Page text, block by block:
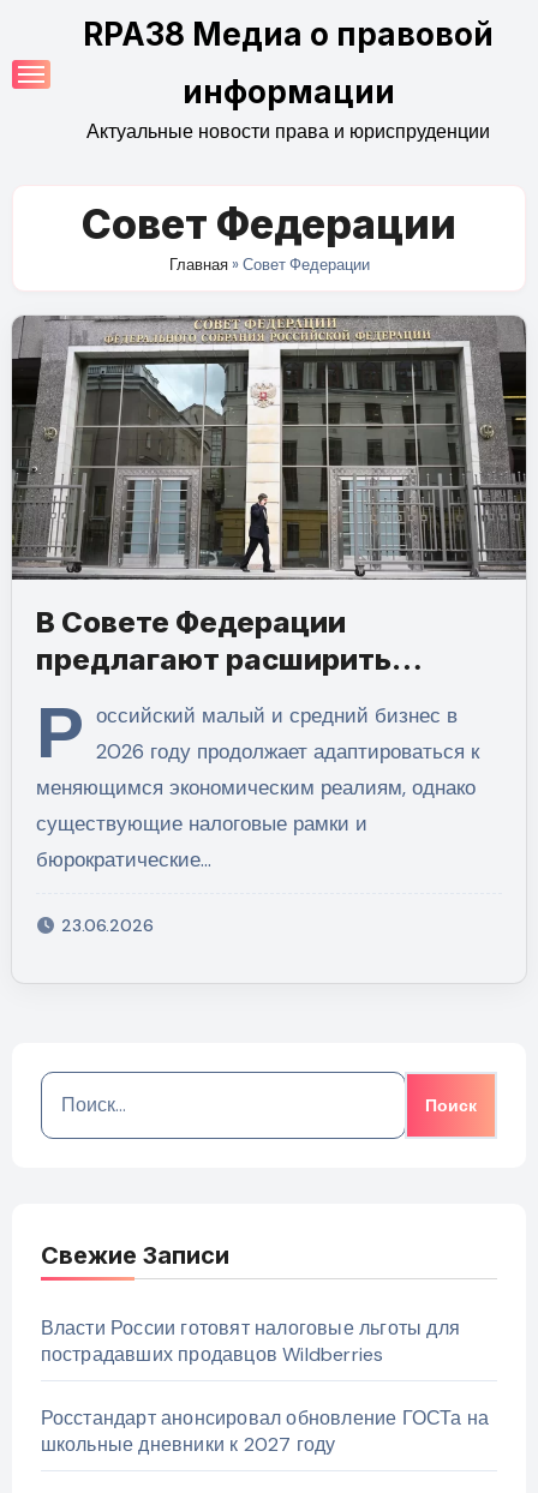
содержимому
RPA38 Медиа о правовой
информации
Актуальные новости права и юриспруденции
Совет Федерации
Главная»Совет Федерации
В Совете Федерации
предлагают расширить
Р оссийский малый и средний бизнес в
2026 году продолжает адаптироваться к
меняющимся экономическим реалиям, однако
существующие налоговые рамки и
бюрократические…
23.06.2026
Найти:
Свежие Записи
Власти России готовят налоговые льготы для
пострадавших продавцов Wildberries
Росстандарт анонсировал обновление ГОСТа на
школьные дневники к 2027 году